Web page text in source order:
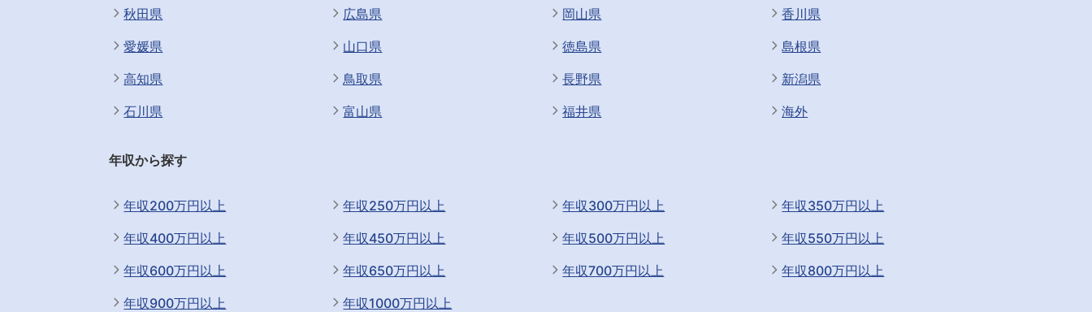
秋田県
広島県 岡山県
香川県
愛媛県
山口県 徳島県
島根県
高知県
鳥取県 長野県
新潟県
石川県
富山県 福井県 海外
年収から探す
年収200万円以上 年収250万円以上 年収300万円以上
年収350万円以上
年収400万円以上
年収450万円以上 年収500万円以上
年収550万円以上
年収600万円以上
年収650万円以上 年収700万円以上
年収800万円以上
年収900万円以上
年収1000万円以上